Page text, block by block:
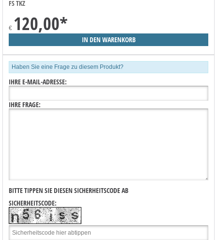
FS TKZ
€ 120,00*
Haben Sie eine Frage zu diesem Produkt?
IHRE E-MAIL-ADRESSE:
IHRE FRAGE:
BITTE TIPPEN SIE DIESEN SICHERHEITSCODE AB
SICHERHEITSCODE: